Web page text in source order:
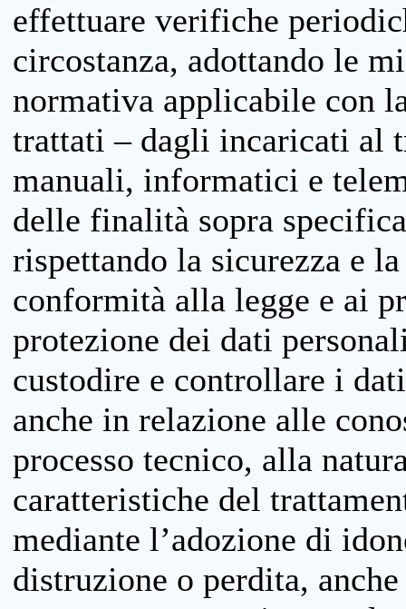
effettuare verifiche
circostanza, adottando le
normativa applicabile con
trattati – dagli incaricati al
manuali, informatici e
delle finalità sopra
rispettando la sicurezza e
conformità alla legge e ai
protezione dei dati
custodire e controllare i
anche in relazione alle
processo tecnico, alla
caratteristiche del
mediante l’adozione di
distruzione o perdita,